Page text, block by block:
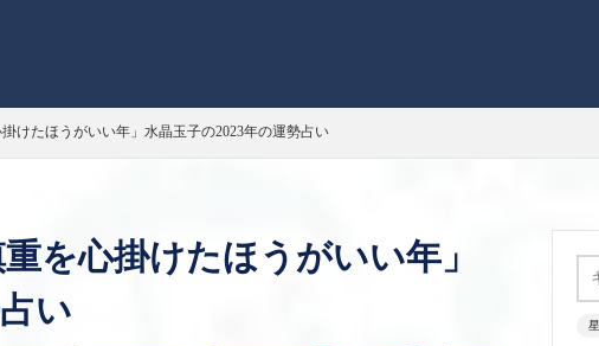
けたほうがいい年」水晶玉子の2023年の運勢占い
を心掛けたほうがいい年」
い